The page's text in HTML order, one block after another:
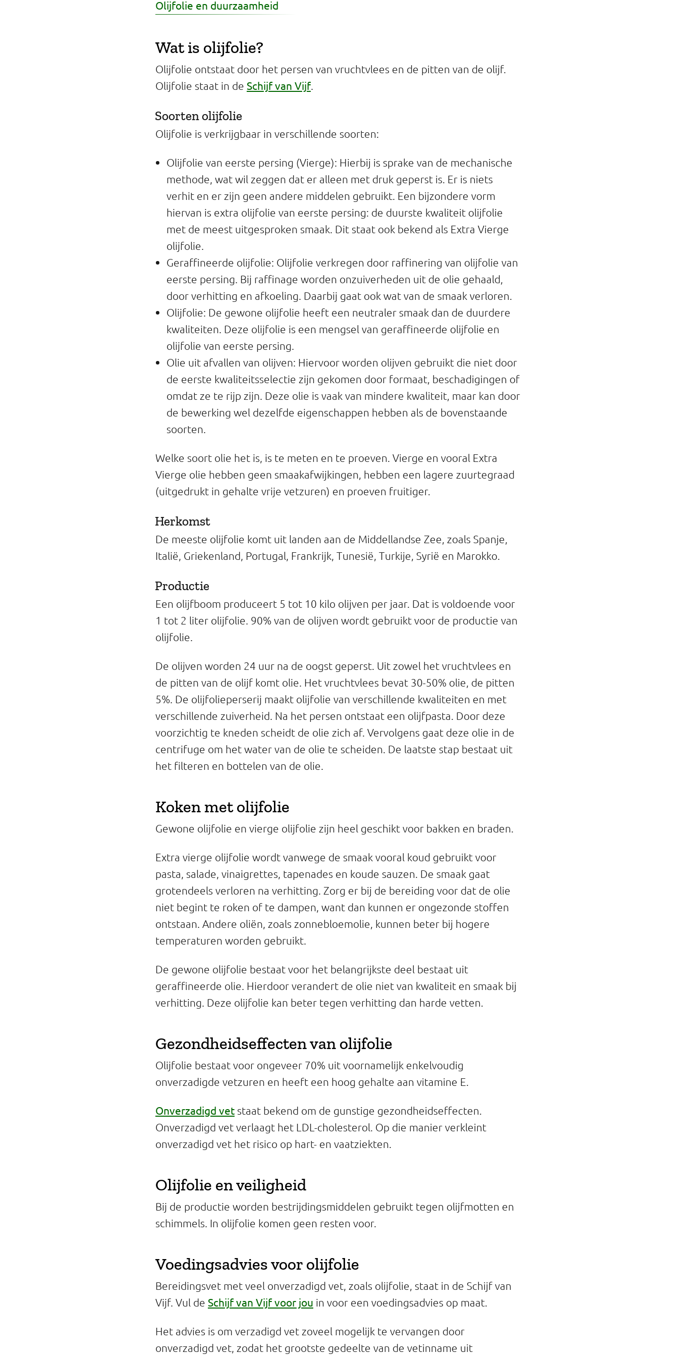
Olijfolie en duurzaamheid
Wat is olijfolie?
Olijfolie ontstaat door het persen van vruchtvlees en de pitten van de olijf.
Olijfolie staat in de Schijf van Vijf.
Soorten olijfolie
Olijfolie is verkrijgbaar in verschillende soorten:
Olijfolie van eerste persing (Vierge): Hierbij is sprake van de mechanische
methode, wat wil zeggen dat er alleen met druk geperst is. Er is niets
verhit en er zijn geen andere middelen gebruikt. Een bijzondere vorm
hiervan is extra olijfolie van eerste persing: de duurste kwaliteit olijfolie
met de meest uitgesproken smaak. Dit staat ook bekend als Extra Vierge
olijfolie.
Geraffineerde olijfolie: Olijfolie verkregen door raffinering van olijfolie van
eerste persing. Bij raffinage worden onzuiverheden uit de olie gehaald,
door verhitting en afkoeling. Daarbij gaat ook wat van de smaak verloren.
Olijfolie: De gewone olijfolie heeft een neutraler smaak dan de duurdere
kwaliteiten. Deze olijfolie is een mengsel van geraffineerde olijfolie en
olijfolie van eerste persing.
Olie uit afvallen van olijven: Hiervoor worden olijven gebruikt die niet door
de eerste kwaliteitsselectie zijn gekomen door formaat, beschadigingen of
omdat ze te rijp zijn. Deze olie is vaak van mindere kwaliteit, maar kan door
de bewerking wel dezelfde eigenschappen hebben als de bovenstaande
soorten.
Welke soort olie het is, is te meten en te proeven. Vierge en vooral Extra
Vierge olie hebben geen smaakafwijkingen, hebben een lagere zuurtegraad
(uitgedrukt in gehalte vrije vetzuren) en proeven fruitiger.
Herkomst
De meeste olijfolie komt uit landen aan de Middellandse Zee, zoals Spanje,
Italië, Griekenland, Portugal, Frankrijk, Tunesië, Turkije, Syrië en Marokko.
Productie
Een olijfboom produceert 5 tot 10 kilo olijven per jaar. Dat is voldoende voor
1 tot 2 liter olijfolie. 90% van de olijven wordt gebruikt voor de productie van
olijfolie.
De olijven worden 24 uur na de oogst geperst. Uit zowel het vruchtvlees en
de pitten van de olijf komt olie. Het vruchtvlees bevat 30-50% olie, de pitten
5%. De olijfolieperserij maakt olijfolie van verschillende kwaliteiten en met
verschillende zuiverheid. Na het persen ontstaat een olijfpasta. Door deze
voorzichtig te kneden scheidt de olie zich af. Vervolgens gaat deze olie in de
centrifuge om het water van de olie te scheiden. De laatste stap bestaat uit
het filteren en bottelen van de olie.
Koken met olijfolie
Gewone olijfolie en vierge olijfolie zijn heel geschikt voor bakken en braden.
Extra vierge olijfolie wordt vanwege de smaak vooral koud gebruikt voor
pasta, salade, vinaigrettes, tapenades en koude sauzen. De smaak gaat
grotendeels verloren na verhitting. Zorg er bij de bereiding voor dat de olie
niet begint te roken of te dampen, want dan kunnen er ongezonde stoffen
ontstaan. Andere oliën, zoals zonnebloemolie, kunnen beter bij hogere
temperaturen worden gebruikt.
De gewone olijfolie bestaat voor het belangrijkste deel bestaat uit
geraffineerde olie. Hierdoor verandert de olie niet van kwaliteit en smaak bij
verhitting. Deze olijfolie kan beter tegen verhitting dan harde vetten.
Gezondheidseffecten van olijfolie
Olijfolie bestaat voor ongeveer 70% uit voornamelijk enkelvoudig
onverzadigde vetzuren en heeft een hoog gehalte aan vitamine E.
Onverzadigd vet staat bekend om de gunstige gezondheidseffecten.
Onverzadigd vet verlaagt het LDL-cholesterol. Op die manier verkleint
onverzadigd vet het risico op hart- en vaatziekten.
Olijfolie en veiligheid
Bij de productie worden bestrijdingsmiddelen gebruikt tegen olijfmotten en
schimmels. In olijfolie komen geen resten voor.
Voedingsadvies voor olijfolie
Bereidingsvet met veel onverzadigd vet, zoals olijfolie, staat in de Schijf van
Vijf. Vul de Schijf van Vijf voor jou in voor een voedingsadvies op maat.
Het advies is om verzadigd vet zoveel mogelijk te vervangen door
onverzadigd vet, zodat het grootste gedeelte van de vetinname uit